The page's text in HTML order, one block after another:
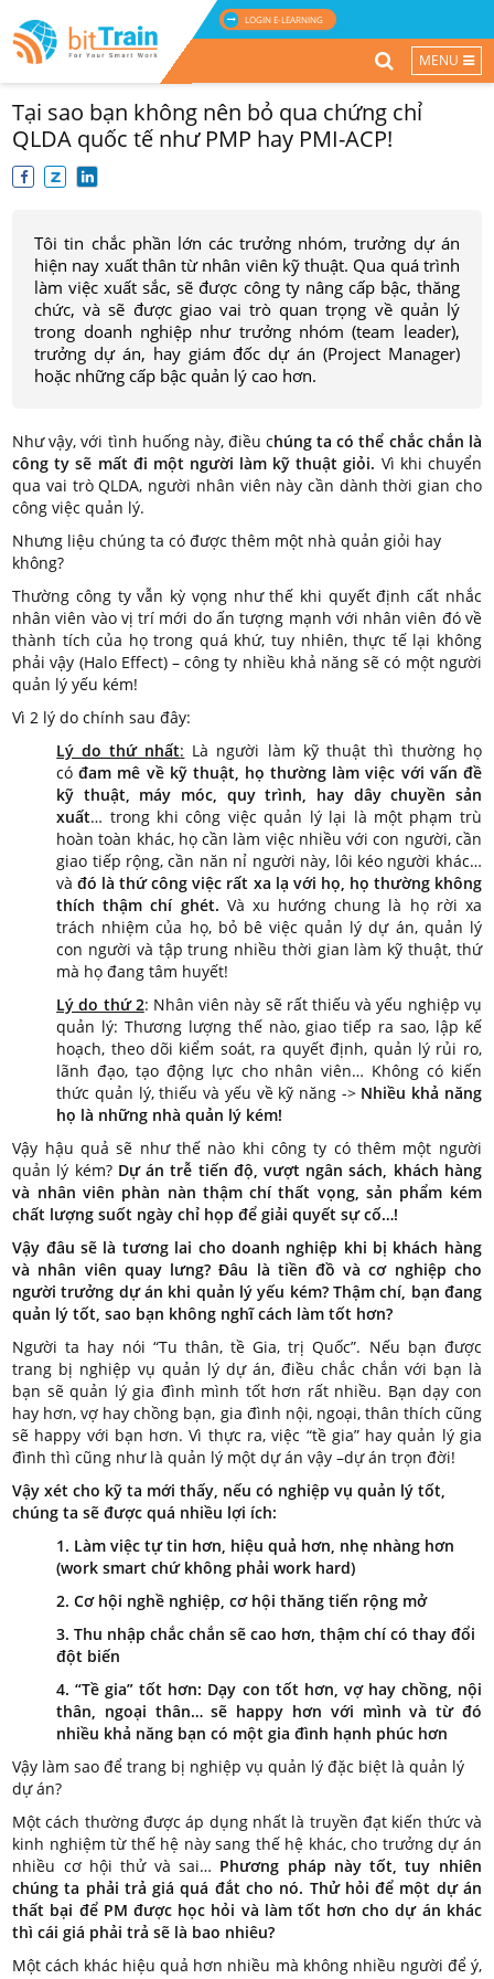
LOGIN E-LEARNING
MENU
Tại sao bạn không nên bỏ qua chứng chỉ
QLDA quốc tế như PMP hay PMI-ACP!
Tôi tin chắc phần lớn các trưởng nhóm, trưởng dự án
hiện nay xuất thân từ nhân viên kỹ thuật. Qua quá trình
làm việc xuất sắc, sẽ được công ty nâng cấp bậc, thăng
chức, và sẽ được giao vai trò quan trọng về quản lý
trong doanh nghiệp như trưởng nhóm (team leader),
trưởng dự án, hay giám đốc dự án (Project Manager)
hoặc những cấp bậc quản lý cao hơn.
Như vậy, với tình huống này, điều chúng ta có thể chắc chắn là
công ty sẽ mất đi một người làm kỹ thuật giỏi. Vì khi chuyển
qua vai trò QLDA, người nhân viên này cần dành thời gian cho
công việc quản lý.
Nhưng liệu chúng ta có được thêm một nhà quản giỏi hay
không?
Thường công ty vẫn kỳ vọng như thế khi quyết định cất nhắc
nhân viên vào vị trí mới do ấn tượng mạnh với nhân viên đó về
thành tích của họ trong quá khứ, tuy nhiên, thực tế lại không
phải vậy (Halo Effect) – công ty nhiều khả năng sẽ có một người
quản lý yếu kém!
Vì 2 lý do chính sau đây:
Lý do thứ nhất: Là người làm kỹ thuật thì thường họ
có đam mê về kỹ thuật, họ thường làm việc với vấn đề
kỹ thuật, máy móc, quy trình, hay dây chuyền sản
xuất… trong khi công việc quản lý lại là một phạm trù
hoàn toàn khác, họ cần làm việc nhiều với con người, cần
giao tiếp rộng, cần năn nỉ người này, lôi kéo người khác…
vàđó là thứ công việc rất xa lạ với họ, họ thường không
thích thậm chí ghét. Và xu hướng chung là họ rời xa
trách nhiệm của họ, bỏ bê việc quản lý dự án, quản lý
con người và tập trung nhiều thời gian làm kỹ thuật, thứ
mà họ đang tâm huyết!
Lý do thứ 2: Nhân viên này sẽ rất thiếu và yếu nghiệp vụ
quản lý: Thương lượng thế nào, giao tiếp ra sao, lập kế
hoạch, theo dõi kiểm soát, ra quyết định, quản lý rủi ro,
lãnh đạo, tạo động lực cho nhân viên… Không có kiến
thức quản lý, thiếu và yếu về kỹ năng -> Nhiều khả năng
họ là những nhà quản lý kém!
Vậy hậu quả sẽ như thế nào khi công ty có thêm một người
quản lý kém? Dự án trễ tiến độ, vượt ngân sách, khách hàng
và nhân viên phàn nàn thậm chí thất vọng, sản phẩm kém
chất lượng suốt ngày chỉ họp để giải quyết sự cố…!
Vậy đâu sẽ là tương lai cho doanh nghiệp khi bị khách hàng
và nhân viên quay lưng? Đâu là tiền đồ và cơ nghiệp cho
người trưởng dự án khi quản lý yếu kém? Thậm chí, bạn đang
quản lý tốt, sao bạn không nghĩ cách làm tốt hơn?
Người ta hay nói “Tu thân, tề Gia, trị Quốc”. Nếu bạn được
trang bị nghiệp vụ quản lý dự án, điều chắc chắn với bạn là
bạn sẽ quản lý gia đình mình tốt hơn rất nhiều. Bạn dạy con
hay hơn, vợ hay chồng bạn, gia đình nội, ngoại, thân thích cũng
sẽ happy với bạn hơn. Vì thực ra, việc “tề gia” hay quản lý gia
đình thì cũng như là quản lý một dự án vậy –dự án trọn đời!
Vậy xét cho kỹ ta mới thấy, nếu có nghiệp vụ quản lý tốt,
chúng ta sẽ được quá nhiều lợi ích:
1. Làm việc tự tin hơn, hiệu quả hơn, nhẹ nhàng hơn
(work smart chứ không phải work hard)
2. Cơ hội nghề nghiệp, cơ hội thăng tiến rộng mở
3. Thu nhập chắc chắn sẽ cao hơn, thậm chí có thay đổi
đột biến
4. “Tề gia” tốt hơn: Dạy con tốt hơn, vợ hay chồng, nội
thân, ngoại thân… sẽ happy hơn với mình và từ đó
nhiều khả năng bạn có một gia đình hạnh phúc hơn
Vậy làm sao để trang bị nghiệp vụ quản lý đặc biệt là quản lý
dự án?
Một cách thường được áp dụng nhất là truyền đạt kiến thức và
kinh nghiệm từ thế hệ này sang thế hệ khác, cho trưởng dự án
nhiều cơ hội thử và sai… Phương pháp này tốt, tuy nhiên
chúng ta phải trả giá quá đắt cho nó. Thử hỏi để một dự án
thất bại để PM được học hỏi và làm tốt hơn cho dự án khác
thì cái giá phải trả sẽ là bao nhiêu?
Một cách khác hiệu quả hơn nhiều mà không nhiều người để ý,